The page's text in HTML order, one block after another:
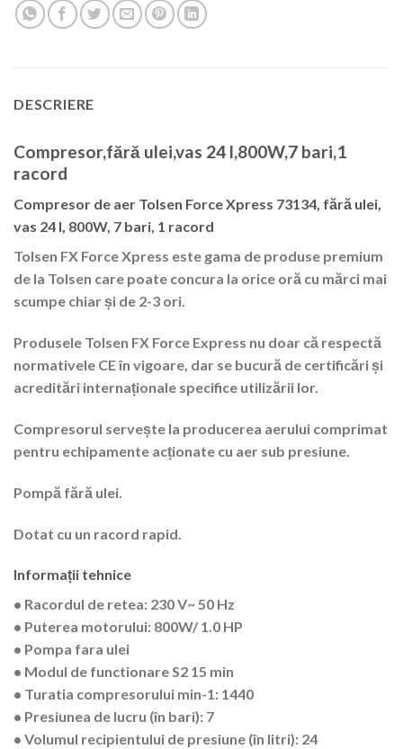
DESCRIERE
Compresor,fără ulei,vas 24 l,800W,7 bari,1
racord
Compresor de aer Tolsen Force Xpress 73134, fără ulei,
vas 24 l, 800W, 7 bari, 1 racord
Tolsen FX Force Xpress este gama de produse premium
de la Tolsen care poate concura la orice oră cu mărci mai
scumpe chiar și de 2-3 ori.
Produsele Tolsen FX Force Express nu doar că respectă
normativele CE în vigoare, dar se bucură de certificări și
acreditări internaționale specifice utilizării lor.
Compresorul servește la producerea aerului comprimat
pentru echipamente acționate cu aer sub presiune.
Pompă fără ulei.
Dotat cu un racord rapid.
Informații tehnice
• Racordul de retea: 230 V~ 50 Hz
• Puterea motorului: 800W/ 1.0 HP
• Pompa fara ulei
• Modul de functionare S2 15 min
• Turatia compresorului min-1: 1440
• Presiunea de lucru (în bari): 7
• Volumul recipientului de presiune (în litri): 24